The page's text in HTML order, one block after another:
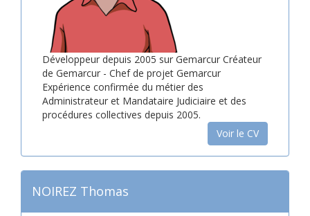
Développeur depuis 2005 sur Gemarcur Créateur
de Gemarcur - Chef de projet Gemarcur
Expérience confirmée du métier des
Administrateur et Mandataire Judiciaire et des
procédures collectives depuis 2005.
Voir le CV
NOIREZ Thomas